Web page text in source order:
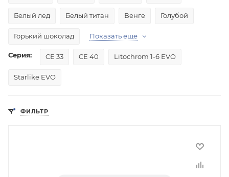
Белый лед Белый титан Венге Голубой
Горький шоколад Показать еще
Серия: CE 33 CE 40 Litochrom 1-6 EVO
Starlike EVO
ФИЛЬТР